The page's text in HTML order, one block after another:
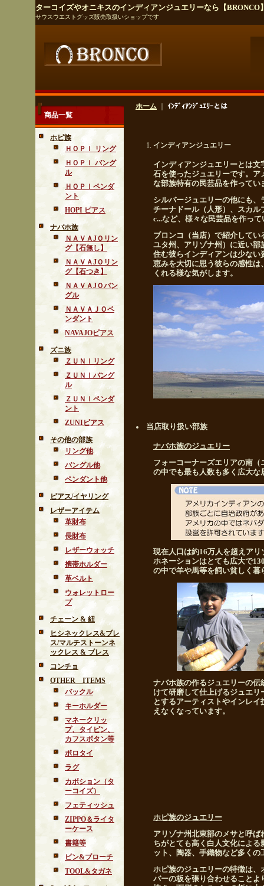
ターコイズやオニキスのインディアンジュエリーなら【BRONCO
サウスウエストグッズ販売取扱いショップです
商品一覧
ホピ族
ＨＯＰＩ リング
ＨＯＰＩ バング
ル
ＨＯＰＩペンダ
ント
HOPI ピアス
ナバホ族
ＮＡＶＡJＯリン
グ【石無し】
ＮＡＶＡJＯリン
グ【石つき】
ＮＡＶＡJＯバン
グル
ＮＡＶＡＪＯペ
ンダント
NAVAJOピアス
ズニ族
ＺＵＮＩリング
ＺＵＮＩバング
ル
ＺＵＮＩペンダ
ント
ZUNIピアス
その他の部族
リング他
バングル他
ペンダント他
ピアス/イヤリング
レザーアイテム
革財布
長財布
レザーウォッチ
携帯ホルダー
革ベルト
ウォレットロー
プ
チェーン & 紐
ヒシネックレス&ブレ
ス/マルチストーンネ
ックレス & ブレス
コンチョ
OTHER ITEMS
バックル
キーホルダー
マネークリッ
プ、タイピン、
カフスボタン等
ボロタイ
ラグ
カボション（タ
ーコイズ）
フェティッシュ
ZIPPO＆ライタ
ーケース
書籍等
ピン&ブローチ
TOOL&タガネ
ホーム ｲﾝﾃﾞｨｱﾝｼﾞｭｴﾘｰとは
インディアンジュエリー
インディアンジュエリーとは
石を使ったジュエリーです。
な部族特有の民芸品を作ってい
シルバージュエリーの他にも
チーナドール（人形）、スカ
c...など、様々な民芸品を作って
ブロンコ（当店）で紹介して
ユタ州、アリゾナ州）に近い
住む彼らインディアンは少な
恵みを大切に思う彼らの感性
くれる様な気がします。
当店取り扱い部族
ナバホ族のジュエリー
フォーコーナーズエリアの南
の中でも最も人数も多く広大
現在人口は約16万人を超えア
ホネーションはとても広大で
の中で羊や馬等を飼い貧しく暮
ナバホ族の作るジュエリーの
けて研磨して仕上げるジュエ
とするアーティストやインレ
えなくなっています。
ホピ族のジュエリー
アリゾナ州北東部のメサと呼
ちがとても高く白人文化によ
ット、陶器、手織物など多く
ホピ族のジュエリーの特徴は
バーの板を張り合わせること